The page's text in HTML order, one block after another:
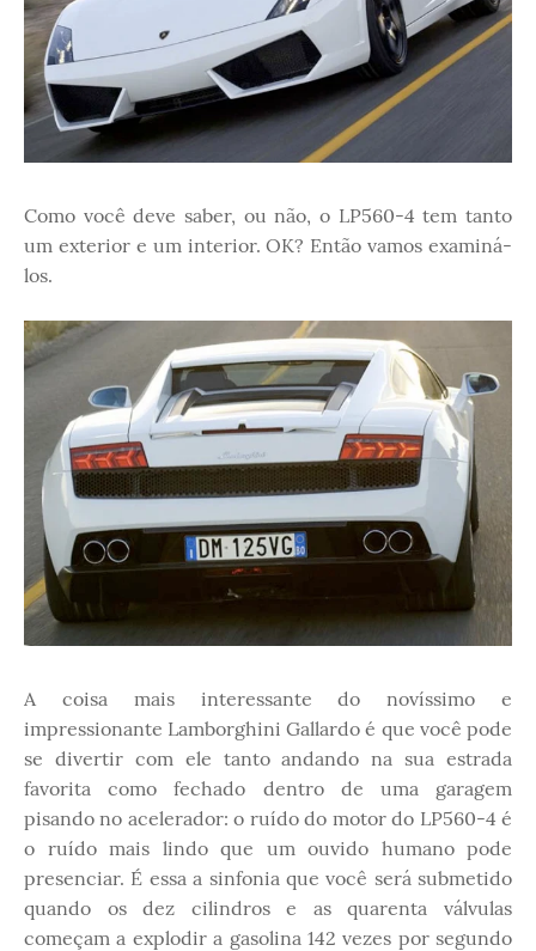
Como você deve saber, ou não, o LP560-4 tem tanto
um exterior e um interior. OK? Então vamos examiná-
los.
A coisa mais interessante do novíssimo e
impressionante Lamborghini Gallardo é que você pode
se divertir com ele tanto andando na sua estrada
favorita como fechado dentro de uma garagem
pisando no acelerador: o ruído do motor do LP560-4 é
o ruído mais lindo que um ouvido humano pode
presenciar. É essa a sinfonia que você será submetido
quando os dez cilindros e as quarenta válvulas
começam a explodir a gasolina 142 vezes por segundo